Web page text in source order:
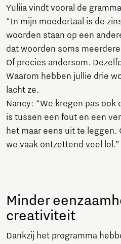
Yuliia vindt vooral de
“In mijn moedertaal is de
woorden staan op een
dat woorden soms
Of precies andersom.
Waarom hebben jullie drie
lacht ze.
Nancy: “We kregen pas ook
is tussen een fout en een
het maar eens uit te leggen.
we vaak ontzettend veel lol.”
Minder
creativiteit
Dankzij het programma